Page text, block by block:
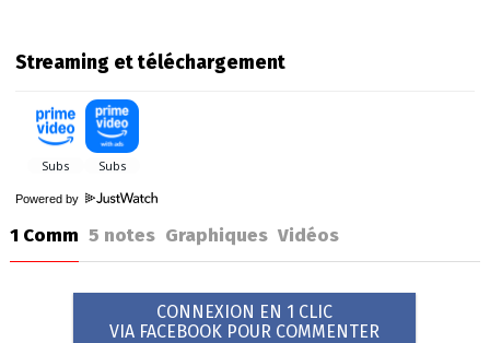
Streaming et téléchargement
Powered by
1 Comm 5 notes Graphiques Vidéos
CONNEXION EN 1 CLIC
VIA FACEBOOK POUR COMMENTER